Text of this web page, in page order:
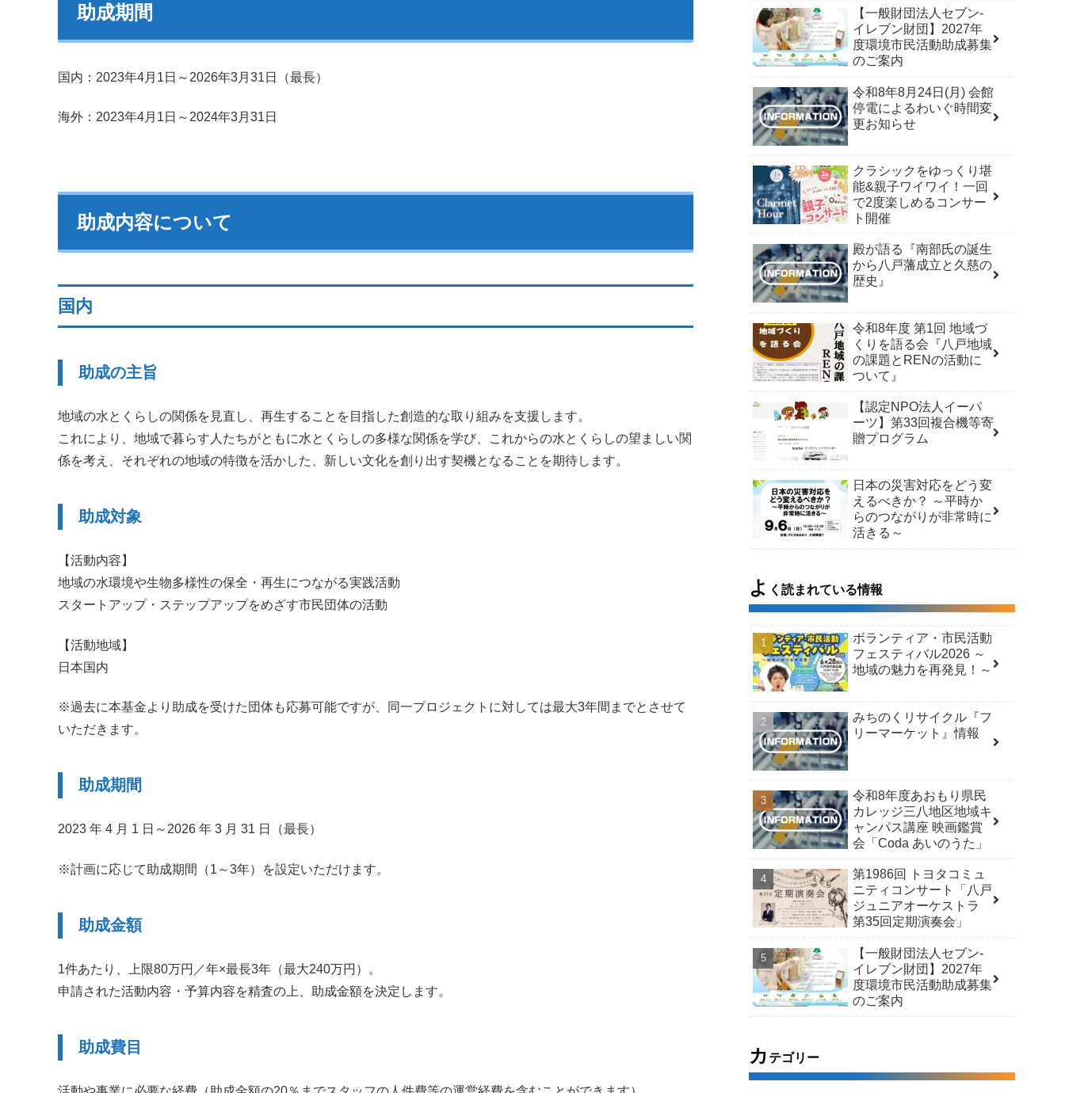
助成期間
国内：2023年4月1日～2026年3月31日（最長）
海外：2023年4月1日～2024年3月31日
助成内容について
国内
助成の主旨
地域の水とくらしの関係を見直し、再生することを目指した創造的な取り組みを支援します。
これにより、地域で暮らす人たちがともに水とくらしの多様な関係を学び、これからの水とくらしの望ましい関
係を考え、それぞれの地域の特徴を活かした、新しい文化を創り出す契機となることを期待します。
助成対象
【活動内容】
地域の水環境や生物多様性の保全・再生につながる実践活動
スタートアップ・ステップアップをめざす市民団体の活動
【活動地域】
日本国内
※過去に本基金より助成を受けた団体も応募可能ですが、同一プロジェクトに対しては最大3年間までとさせて
いただきます。
助成期間
2023 年 4 月 1 日～2026 年 3 月 31 日（最長）
※計画に応じて助成期間（1～3年）を設定いただけます。
助成金額
1件あたり、上限80万円／年×最長3年（最大240万円）。
申請された活動内容・予算内容を精査の上、助成金額を決定します。
助成費目
【一般財団法人セブン-
イレブン財団】2027年
度環境市民活動助成募集
のご案内
令和8年8月24日(月) 会館
停電によるわいぐ時間変
更お知らせ
クラシックをゆっくり堪
能&親子ワイワイ！一回
で2度楽しめるコンサー
ト開催
殿が語る『南部氏の誕生
から八戸藩成立と久慈の
歴史』
令和8年度 第1回 地域づ
くりを語る会『八戸地域
の課題とRENの活動に
ついて』
【認定NPO法人イーパ
ーツ】第33回複合機等寄
贈プログラム
日本の災害対応をどう変
えるべきか？ ～平時か
らのつながりが非常時に
活きる～
よ く読まれている情報
ボランティア・市民活動
フェスティバル2026 ～
地域の魅力を再発見！～
みちのくリサイクル『フ
リーマーケット』情報
令和8年度あおもり県民
カレッジ三八地区地域キ
ャンパス講座 映画鑑賞
会「Coda あいのうた」
第1986回 トヨタコミュ
ニティコンサート「八戸
ジュニアオーケストラ
第35回定期演奏会」
【一般財団法人セブン-
イレブン財団】2027年
度環境市民活動助成募集
のご案内
カ テゴリー